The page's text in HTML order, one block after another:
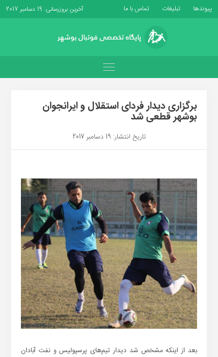
پیوندها تبلیغات تماس با ما آخرین بروزرسانی: 19 دسامبر 2017
برگزاری دیدار فردای استقلال و ایرانجوان
بوشهر قطعی شد
تاریخ انتشار: 19 دسامبر 2017
بعد از اینکه مشخص شد دیدار تیم‌های پرسپولیس و نفت آبادان